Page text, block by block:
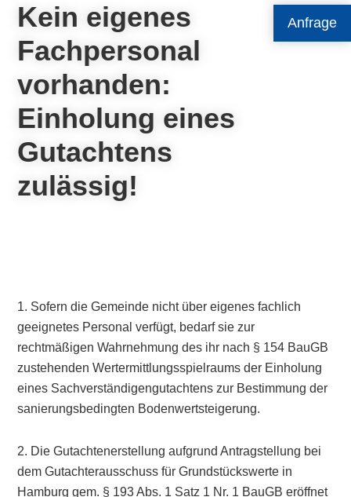
Anfrage
Kein eigenes
Fachpersonal
vorhanden:
Einholung eines
Gutachtens
zulässig!
1. Sofern die Gemeinde nicht über eigenes fachlich
geeignetes Personal verfügt, bedarf sie zur
rechtmäßigen Wahrnehmung des ihr nach § 154 BauGB
zustehenden Wertermittlungsspielraums der Einholung
eines Sachverständigengutachtens zur Bestimmung der
sanierungsbedingten Bodenwertsteigerung.
2. Die Gutachtenerstellung aufgrund Antragstellung bei
dem Gutachterausschuss für Grundstückswerte in
Hamburg gem. § 193 Abs. 1 Satz 1 Nr. 1 BauGB eröffnet